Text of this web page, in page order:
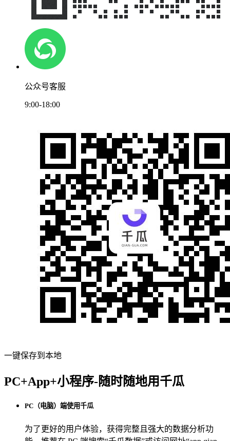
公众号客服
9:00-18:00
一键保存到本地
PC+App+小程序-随时随地用千瓜
PC（电脑）端使用千瓜
为了更好的用户体验，获得完整且强大的数据分析功